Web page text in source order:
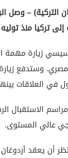
التركية) – وصل
تركيا منذ
زيارة مهمة
وستدفع
في العلاقات
الاستقبال
عالي المستوى.
أن يعقد